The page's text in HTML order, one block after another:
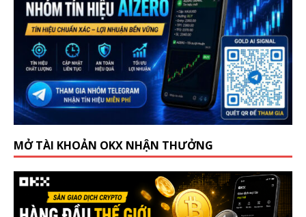
MỞ TÀI KHOẢN OKX NHẬN THƯỞNG